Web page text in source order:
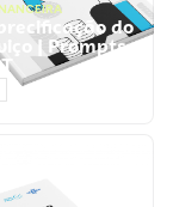
precificação do
| Prompts